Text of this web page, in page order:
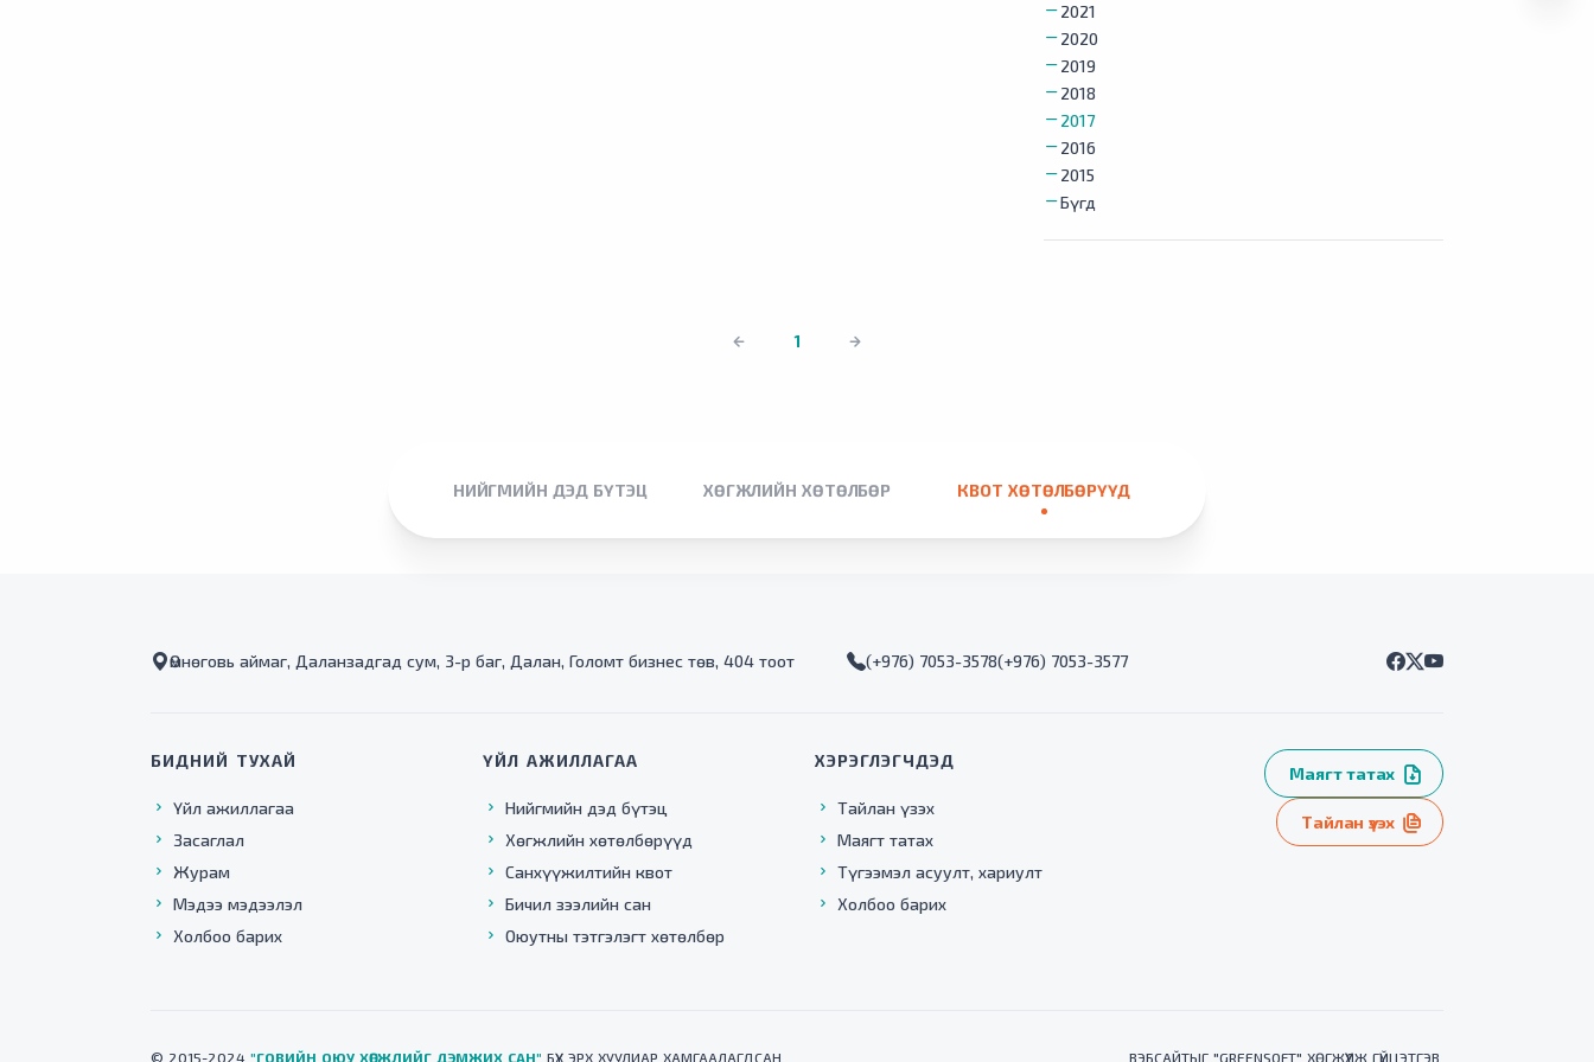
2021
2020
2019
2018
2017
2016
2015
Бүгд
1
НИЙГМИЙН ДЭД БҮТЭЦ ХӨГЖЛИЙН ХӨТӨЛБӨР КВОТ ХӨТӨЛБӨРҮҮД
Өмнөговь аймаг, Даланзадгад сум, 3-р баг, Далан, Голомт бизнес төв, 404 тоот (+976) 7053-3578(+976) 7053-3577
БИДНИЙ ТУХАЙ
Үйл ажиллагаа
Засаглал
Журам
Мэдээ мэдээлэл
Холбоо барих
ҮЙЛ АЖИЛЛАГАА
Нийгмийн дэд бүтэц
Хөгжлийн хөтөлбөрүүд
Санхүүжилтийн квот
Бичил зээлийн сан
Оюутны тэтгэлэгт хөтөлбөр
ХЭРЭГЛЭГЧДЭД
Тайлан үзэх
Маягт татах
Түгээмэл асуулт, хариулт
Холбоо барих
Маягт татах
Тайлан үзэх
© 2015-2024 "ГОВИЙН ОЮУ ХӨГЖЛИЙГ ДЭМЖИХ САН" БҮХ ЭРХ ХУУЛИАР ХАМГААЛАГДСАН ВЭБСАЙТЫГ "GREENSOFT" ХӨГЖҮҮЛЖ ГҮЙЦЭТГЭВ.